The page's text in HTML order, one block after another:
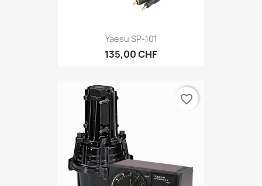
Yaesu SP-101
135,00 CHF
favorite_border